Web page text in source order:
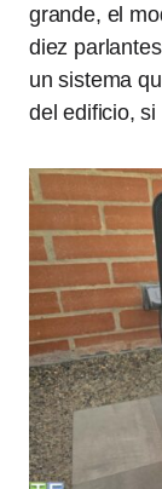
grande, el
diez
un sistema
del edificio,